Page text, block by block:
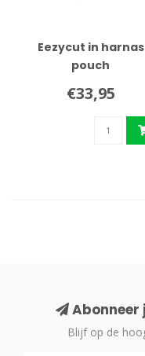
Eezycut in harnas
pouch
€33,95
Abonneer
Blijf op de